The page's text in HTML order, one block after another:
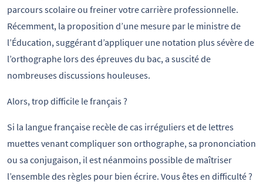
parcours scolaire ou freiner votre carrière professionnelle.
Récemment, la proposition d’une mesure par le ministre de
l’Éducation, suggérant d’appliquer une notation plus sévère de
l’orthographe lors des épreuves du bac, a suscité de
nombreuses discussions houleuses.
Alors, trop difficile le français ?
Si la langue française recèle de cas irréguliers et de lettres
muettes venant compliquer son orthographe, sa prononciation
ou sa conjugaison, il est néanmoins possible de maîtriser
l’ensemble des règles pour bien écrire. Vous êtes en difficulté ?